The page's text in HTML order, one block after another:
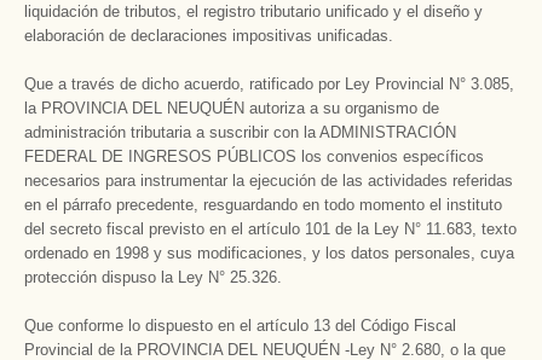
liquidación de tributos, el registro tributario unificado y el diseño y
elaboración de declaraciones impositivas unificadas.
Que a través de dicho acuerdo, ratificado por Ley Provincial N° 3.085,
la PROVINCIA DEL NEUQUÉN autoriza a su organismo de
administración tributaria a suscribir con la ADMINISTRACIÓN
FEDERAL DE INGRESOS PÚBLICOS los convenios específicos
necesarios para instrumentar la ejecución de las actividades referidas
en el párrafo precedente, resguardando en todo momento el instituto
del secreto fiscal previsto en el artículo 101 de la Ley N° 11.683, texto
ordenado en 1998 y sus modificaciones, y los datos personales, cuya
protección dispuso la Ley N° 25.326.
Que conforme lo dispuesto en el artículo 13 del Código Fiscal
Provincial de la PROVINCIA DEL NEUQUÉN -Ley N° 2.680, o la que